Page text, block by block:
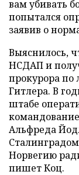
вам убивать
попытался
заявив о
Выяснилось,
НСДАП и
прокурора
Гитлера. В
штабе
Альфреда
Норвегию
пишет Коц.